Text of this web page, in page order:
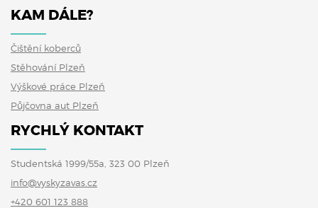
KAM DÁLE?
Čištění koberců
Stěhování Plzeň
Výškové práce Plzeň
Půjčovna aut Plzeň
RYCHLÝ KONTAKT
Studentská 1999/55a, 323 00 Plzeň
info@vyskyzavas.cz
+420 601 123 888